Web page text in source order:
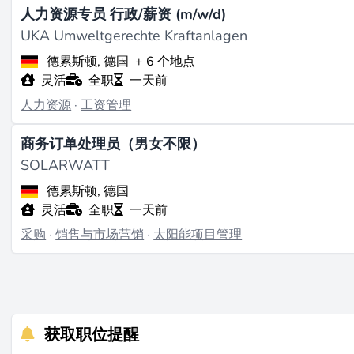
人力资源专员 行政/薪资 (m/w/d)
UKA Umweltgerechte Kraftanlagen
德累斯顿, 德国 + 6 个地点
灵活
全职
一天前
人力资源·工资管理
商务订单处理员（男女不限）
SOLARWATT
德累斯顿, 德国
灵活
全职
一天前
采购 ·销售与市场营销 · 太阳能项目管理
获取职位提醒